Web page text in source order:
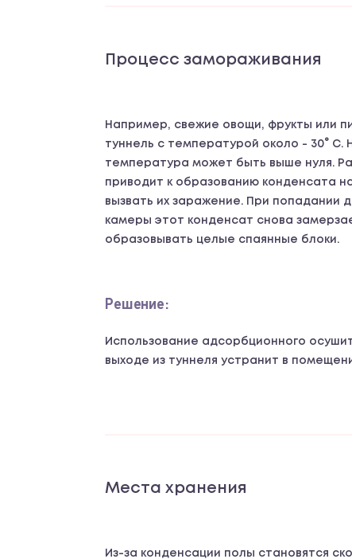
Процесс замораживания
Например, свежие овощи, фрукты или
туннель с температурой около - 30° C.
температура может быть выше нуля.
приводит к образованию конденсата
вызвать их заражение. При попадании
камеры этот конденсат снова
образовывать целые спаянные блоки.
Решение:
Использование адсорбционного
выходе из туннеля устранит в
Места хранения
Из-за конденсации полы становятся